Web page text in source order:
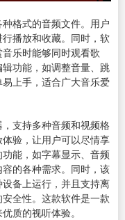
种格式的音频文件。用户
播放和收藏。同时，软
乐时能够同时观看歌
功能，如调整音量、跳
上手，适合广大音乐爱
支持多种音频和视频格
验，让用户可以尽情享
能，如字幕显示、音频
的各种需求。同时，该
备上运行，并且支持离
全性。这款软件是一款
质的视听体验。